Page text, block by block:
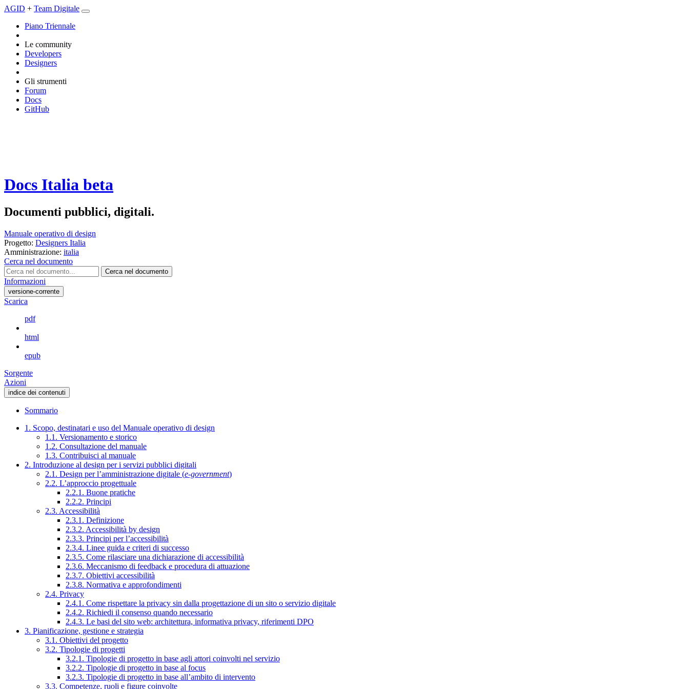
AGID + Team Digitale
Piano Triennale
Le community
Developers
Designers
Gli strumenti
Forum
Docs
GitHub
Docs Italia beta
Documenti pubblici, digitali.
Manuale operativo di design
Progetto: Designers Italia
Amministrazione: italia
Cerca nel documento
Cerca nel documento
Informazioni
versione-corrente
Scarica
pdf
html
epub
Sorgente
Azioni
indice dei contenuti
Sommario
1. Scopo, destinatari e uso del Manuale operativo di design
1.1. Versionamento e storico
1.2. Consultazione del manuale
1.3. Contribuisci al manuale
2. Introduzione al design per i servizi pubblici digitali
2.1. Design per l’amministrazione digitale (e-government)
2.2. L’approccio progettuale
2.2.1. Buone pratiche
2.2.2. Principi
2.3. Accessibilità
2.3.1. Definizione
2.3.2. Accessibilità by design
2.3.3. Principi per l’accessibilità
2.3.4. Linee guida e criteri di successo
2.3.5. Come rilasciare una dichiarazione di accessibilità
2.3.6. Meccanismo di feedback e procedura di attuazione
2.3.7. Obiettivi accessibilità
2.3.8. Normativa e approfondimenti
2.4. Privacy
2.4.1. Come rispettare la privacy sin dalla progettazione di un sito o servizio digitale
2.4.2. Richiedi il consenso quando necessario
2.4.3. Le basi del sito web: architettura, informativa privacy, riferimenti DPO
3. Pianificazione, gestione e strategia
3.1. Obiettivi del progetto
3.2. Tipologie di progetti
3.2.1. Tipologie di progetto in base agli attori coinvolti nel servizio
3.2.2. Tipologie di progetto in base al focus
3.2.3. Tipologie di progetto in base all’ambito di intervento
3.3. Competenze, ruoli e figure coinvolte